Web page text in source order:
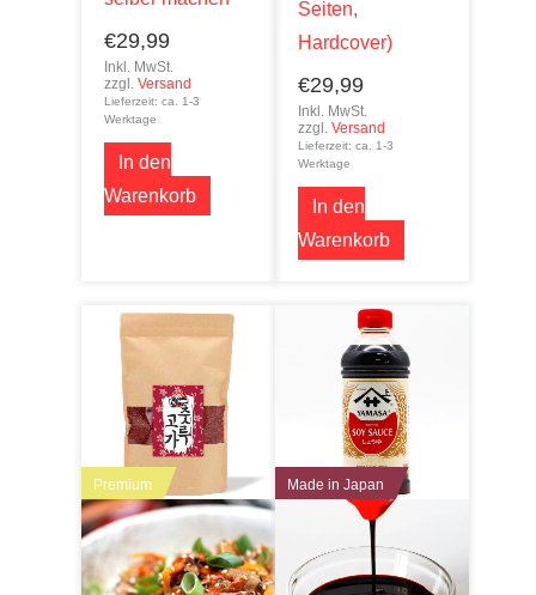
€29,99
Inkl. MwSt.
zzgl.Versand
Lieferzeit: ca. 1-3
Werktage
In den
Warenkorb
Seiten,
Hardcover)
€29,99
Inkl. MwSt.
zzgl.Versand
Lieferzeit: ca. 1-3
Werktage
In den
Warenkorb
Premium Made in Japan